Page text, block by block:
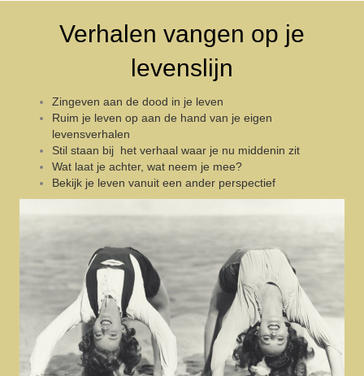
Verhalen vangen op je
levenslijn
Zingeven aan de dood in je leven
Ruim je leven op aan de hand van je eigen
levensverhalen
Stil staan bij het verhaal waar je nu middenin zit
Wat laat je achter, wat neem je mee?
Bekijk je leven vanuit een ander perspectief